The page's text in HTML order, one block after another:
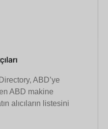
ABD’ye
ABD makine
alıcıların listesini